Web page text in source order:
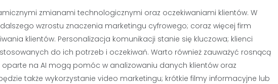
zmianami technologicznymi oraz oczekiwaniami klientów. W
wzrostu znaczenia marketingu cyfrowego; coraz więcej firm
klientów. Personalizacja komunikacji stanie się kluczowa; klienci
do ich potrzeb i oczekiwań. Warto również zauważyć rosnącą
na AI mogą pomóc w analizowaniu danych klientów oraz
także wykorzystanie video marketingu; krótkie filmy informacyjne lub